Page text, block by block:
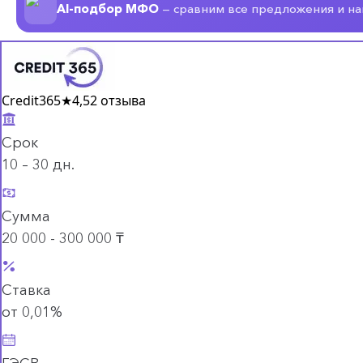
AI-подбор МФО — сравним все предложения и
Credit365★4,52 отзыва
Срок
10 – 30 дн.
Сумма
20 000 - 300 000 ₸
Ставка
от 0,01%